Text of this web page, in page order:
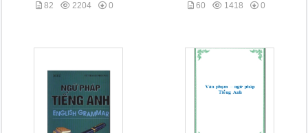
82 2204 0 60 1418 0